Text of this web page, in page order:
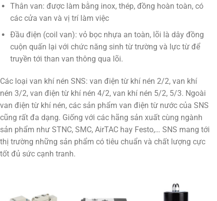
Thân van: được làm bằng inox, thép, đồng hoàn toàn, có
các cửa van và vị trí làm việc
Đầu điện (coil van): vỏ bọc nhựa an toàn, lõi là dây đồng
cuộn quấn lại với chức năng sinh từ trường và lực từ để
truyền tới than van thông qua lõi.
Các loại van khí nén SNS: van điện từ khí nén 2/2, van khí
nén 3/2, van điện từ khí nén 4/2, van khí nén 5/2, 5/3. Ngoài
van điện từ khí nén, các sản phẩm van điện từ nước của SNS
cũng rất đa dạng. Giống với các hãng sản xuất cùng ngành
sản phẩm như STNC, SMC, AirTAC hay Festo,… SNS mang tới
thị trường những sản phẩm có tiêu chuẩn và chất lượng cực
tốt đủ sức cạnh tranh.